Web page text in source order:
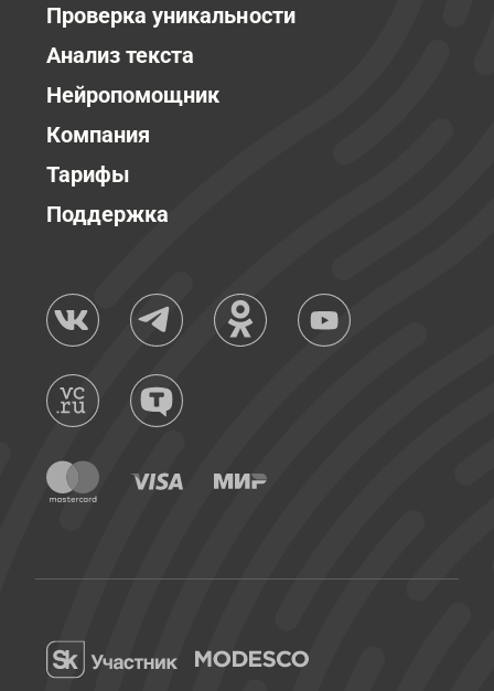
Проверка уникальности
Анализ текста
Нейропомощник
Компания
Тарифы
Поддержка